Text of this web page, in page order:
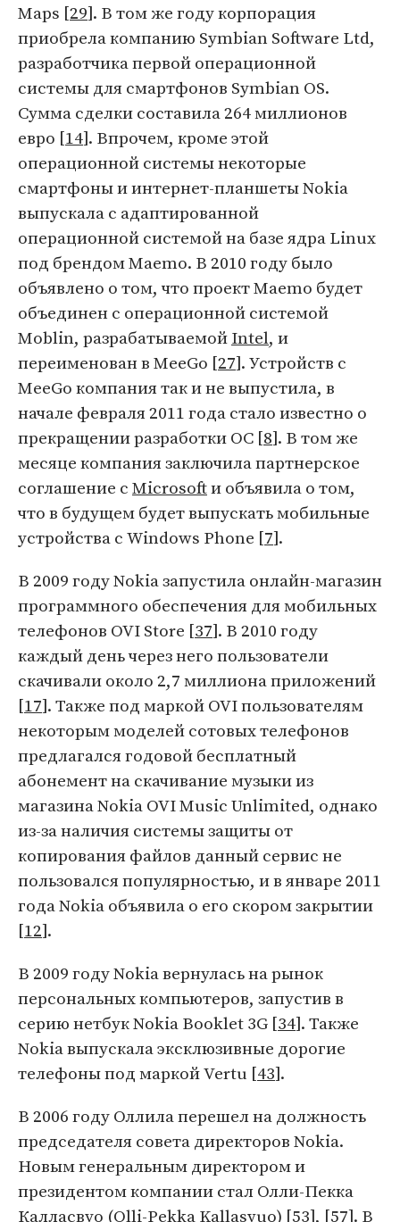
Maps [29]. В том же году корпорация
приобрела компанию Symbian Software Ltd,
разработчика первой операционной
системы для смартфонов Symbian OS.
Сумма сделки составила 264 миллионов
евро [14]. Впрочем, кроме этой
операционной системы некоторые
смартфоны и интернет-планшеты Nokia
выпускала с адаптированной
операционной системой на базе ядра Linux
под брендом Maemo. В 2010 году было
объявлено о том, что проект Maemo будет
объединен с операционной системой
Moblin, разрабатываемойIntel, и
переименован в MeeGo [27]. Устройств с
MeeGo компания так и не выпустила, в
начале февраля 2011 года стало известно о
прекращении разработки ОС [8]. В том же
месяце компания заключила партнерское
соглашение сMicrosoftи объявила о том,
что в будущем будет выпускать мобильные
устройства с Windows Phone [7].
В 2009 году Nokia запустила онлайн-магазин
программного обеспечения для мобильных
телефонов OVI Store [37]. В 2010 году
каждый день через него пользователи
скачивали около 2,7 миллиона приложений
[17]. Также под маркой OVI пользователям
некоторым моделей сотовых телефонов
предлагался годовой бесплатный
абонемент на скачивание музыки из
магазина Nokia OVI Music Unlimited, однако
из-за наличия системы защиты от
копирования файлов данный сервис не
пользовался популярностью, и в январе 2011
года Nokia объявила о его скором закрытии
[12].
В 2009 году Nokia вернулась на рынок
персональных компьютеров, запустив в
серию нетбук Nokia Booklet 3G [34]. Также
Nokia выпускала эксклюзивные дорогие
телефоны под маркой Vertu [43].
В 2006 году Оллила перешел на должность
председателя совета директоров Nokia.
Новым генеральным директором и
президентом компании стал Олли-Пекка
Калласвуо (Olli-Pekka Kallasvuo) [53], [57]. В